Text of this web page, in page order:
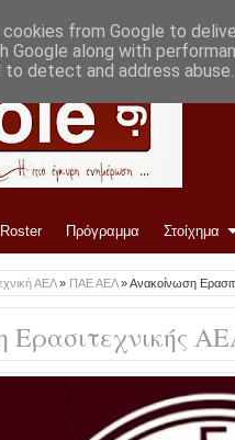
Roster Πρόγραμμα Στοίχημα
ΑΕΛ» ΠΑΕ ΑΕΛ»Ανακοίνωση
Ερασιτεχνικής
from Google to
Google along with
detect and address abuse.